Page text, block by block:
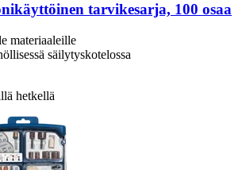
tarvikesarja, 100 osaa
materiaaleille
säilytyskotelossa
hetkellä